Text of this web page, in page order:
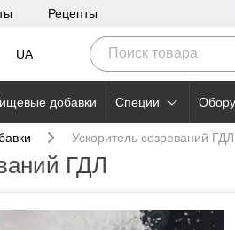
Рецепты
UA
добавки Специи
Ускоритель созреваний ГДЛ
ГДЛ